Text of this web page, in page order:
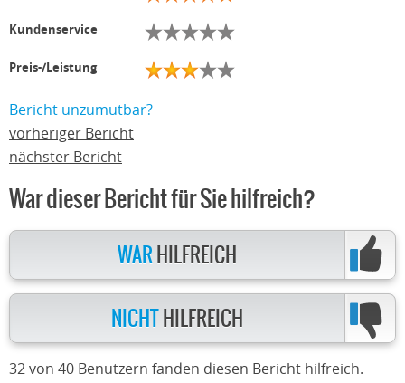
Kundenservice
Preis-/Leistung
Bericht unzumutbar?
vorheriger Bericht
nächster Bericht
War dieser Bericht für Sie hilfreich?
WAR HILFREICH
NICHT HILFREICH
32 von 40 Benutzern fanden diesen Bericht hilfreich.